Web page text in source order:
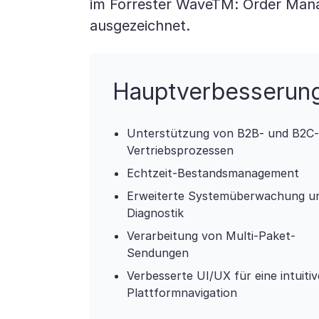
im Forrester WaveTM: Order
ausgezeichnet.
Unterstützung von B2B- und B2C-
Vertriebsprozessen
Echtzeit-Bestandsmanagement
Erweiterte Systemüberwachung
Diagnostik
Verarbeitung von Multi-Paket-
Sendungen
Verbesserte UI/UX für eine
Plattformnavigation